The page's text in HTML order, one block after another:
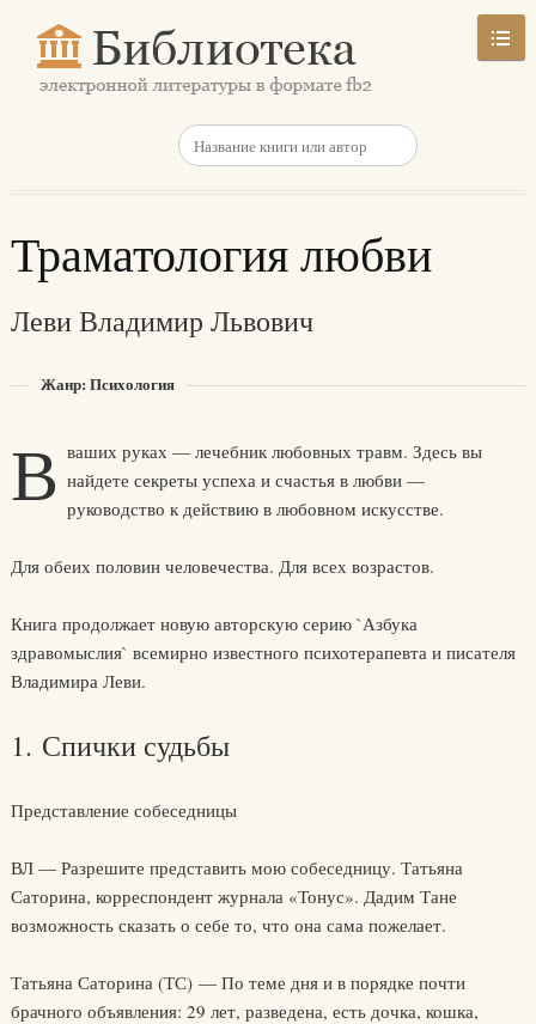
Траматология любви
Леви Владимир Львович
Жанр: Психология
В ваших руках — лечебник любовных травм. Здесь вы
найдете секреты успеха и счастья в любви —
руководство к действию в любовном искусстве.
Для обеих половин человечества. Для всех возрастов.
Книга продолжает новую авторскую серию `Азбука
здравомыслия` всемирно известного психотерапевта и писателя
Владимира Леви.
1. Спички судьбы
Представление собеседницы
ВЛ — Разрешите представить мою собеседницу. Татьяна
Саторина, корреспондент журнала «Тонус». Дадим Тане
возможность сказать о себе то, что она сама пожелает.
Татьяна Саторина (ТС) — По теме дня и в порядке почти
брачного объявления: 29 лет, разведена, есть дочка, кошка,